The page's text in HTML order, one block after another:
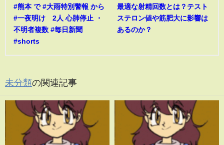
#熊本 で #大雨特別警報 から
#一夜明け 2人 心肺停止 ・
不明者複数 #毎日新聞
#shorts
最適な射精回数とは？テスト
ステロン値や筋肥大に影響は
あるのか？
未分類の関連記事